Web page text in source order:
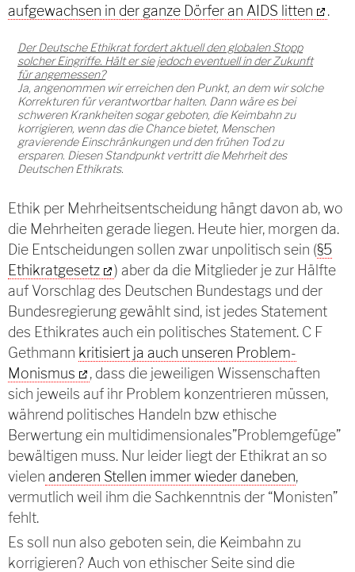
aufgewachsen in der ganze Dörfer an AIDS litten .
Der Deutsche Ethikrat fordert aktuell den globalen Stopp
solcher Eingriffe. Hält er sie jedoch eventuell in der Zukunft
für angemessen?
Ja, angenommen wir erreichen den Punkt, an dem wir solche
Korrekturen für verantwortbar halten. Dann wäre es bei
schweren Krankheiten sogar geboten, die Keimbahn zu
korrigieren, wenn das die Chance bietet, Menschen
gravierende Einschränkungen und den frühen Tod zu
ersparen. Diesen Standpunkt vertritt die Mehrheit des
Deutschen Ethikrats.
Ethik per Mehrheitsentscheidung hängt davon ab, wo
die Mehrheiten gerade liegen. Heute hier, morgen da.
Die Entscheidungen sollen zwar unpolitisch sein (§5
Ethikratgesetz
) aber da die Mitglieder je zur Hälfte
auf Vorschlag des Deutschen Bundestags und der
Bundesregierung gewählt sind, ist jedes Statement
des Ethikrates auch ein politisches Statement. C F
Gethmann kritisiert ja auch unseren Problem-
Monismus
, dass die jeweiligen Wissenschaften
sich jeweils auf ihr Problem konzentrieren müssen,
während politisches Handeln bzw ethische
Berwertung ein multidimensionales”Problemgefüge”
bewältigen muss. Nur leider liegt der Ethikrat an so
vielen anderen Stellen immer wieder daneben,
vermutlich weil ihm die Sachkenntnis der “Monisten”
fehlt.
Es soll nun also geboten sein, die Keimbahn zu
korrigieren? Auch von ethischer Seite sind die